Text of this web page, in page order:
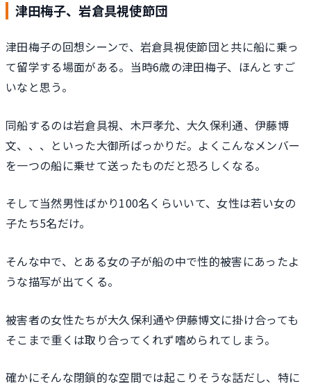
津田梅子、岩倉具視使節団
津田梅子の回想シーンで、岩倉具視使節団と共に船に乗っ
て留学する場面がある。当時6歳の津田梅子、ほんとすご
いなと思う。
同船するのは岩倉具視、木戸孝允、大久保利通、伊藤博
文、、、といった大御所ばっかりだ。よくこんなメンバー
を一つの船に乗せて送ったものだと恐ろしくなる。
そして当然男性ばかり100名くらいいて、女性は若い女の
子たち5名だけ。
そんな中で、とある女の子が船の中で性的被害にあったよ
うな描写が出てくる。
被害者の女性たちが大久保利通や伊藤博文に掛け合っても
そこまで重くは取り合ってくれず嗜められてしまう。
確かにそんな閉鎖的な空間では起こりそうな話だし、特に